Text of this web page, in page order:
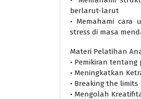
berlarut-larut
• Memahami cara
stress di masa
Materi Pelatihan
• Pemikiran
• Meningkatkan
• Breaking the limits
• Mengolah